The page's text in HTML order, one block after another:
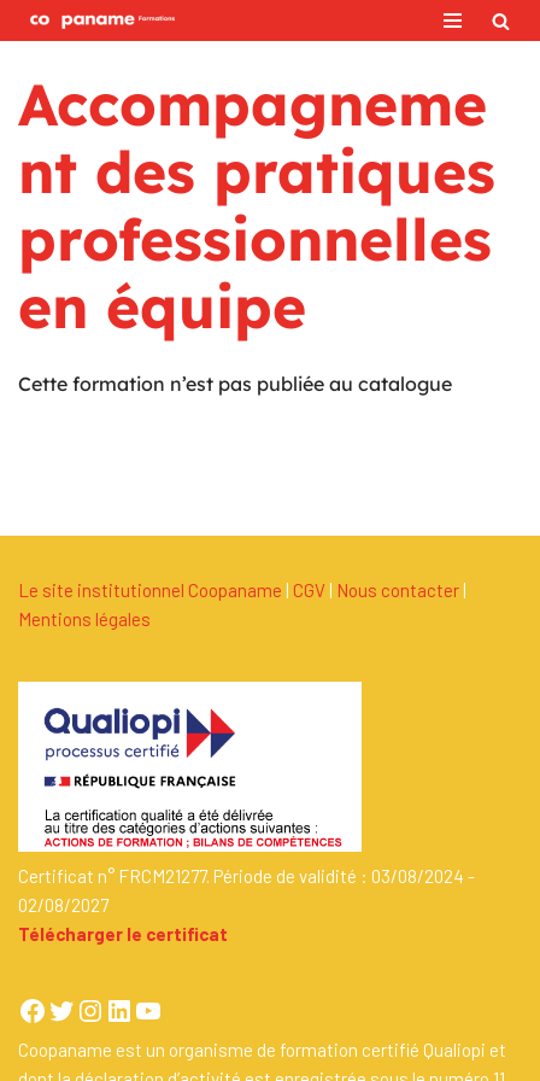
au
contenu
Accompagneme
nt des pratiques
professionnelles
en équipe
Cette formation n’est pas publiée au catalogue
Le site institutionnel Coopaname CGV Nous contacter
Mentions légales
Certificat n° FRCM21277. Période de validité : 03/08/2024 -
02/08/2027
Télécharger le certificat
Coopaname est un organisme de formation certifié Qualiopi et